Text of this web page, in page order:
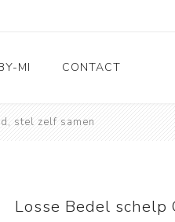
MI CONTACT
stel zelf samen
Losse Bedel schelp